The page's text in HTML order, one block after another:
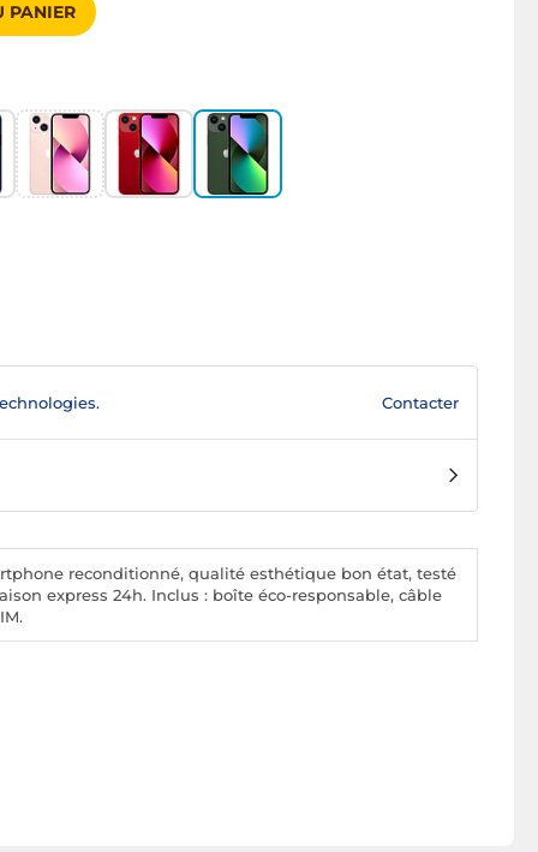
PANIER
Contacter
reconditionné, qualité esthétique bon état, testé
express 24h. Inclus : boîte éco-responsable, câble